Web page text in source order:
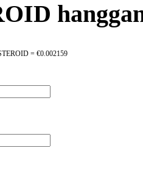
= €0.002159